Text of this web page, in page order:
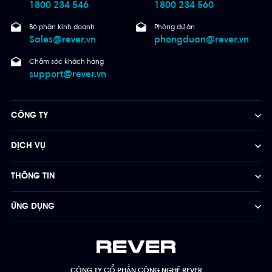
1800 234 546 1800 234 560
Bộ phận kinh doanh
Sales@rever.vn
Phòng dự án
phongduan@rever.vn
Chăm sóc khách hàng
support@rever.vn
CÔNG TY
DỊCH VỤ
THÔNG TIN
ỨNG DỤNG